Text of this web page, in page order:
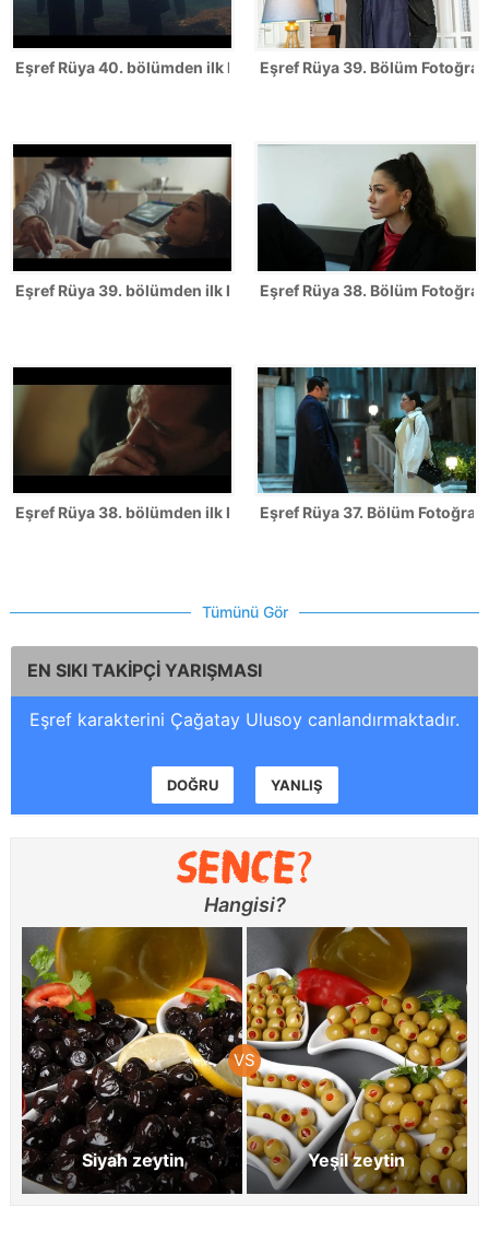
Eşref Rüya 40. bölümden ilk karelerEşref Rüya 39. Bölüm
Eşref Rüya 39. bölümden ilk karelerEşref Rüya 38. Bölüm
Eşref Rüya 38. bölümden ilk karelerEşref Rüya 37. Bölüm
Tümünü Gör
EN SIKI TAKİPÇİ YARIŞMASI
Eşref karakterini Çağatay Ulusoy canlandırmaktadır.
DOĞRU YANLIŞ
Hangisi?
Siyah zeytin Yeşil zeytin